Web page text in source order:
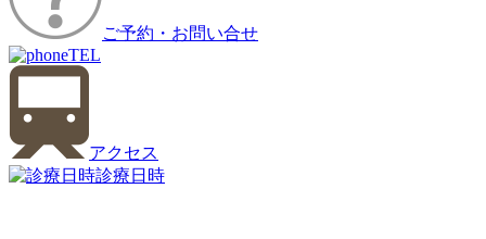
ご予約・お問い合せ
TEL
アクセス
診療日時